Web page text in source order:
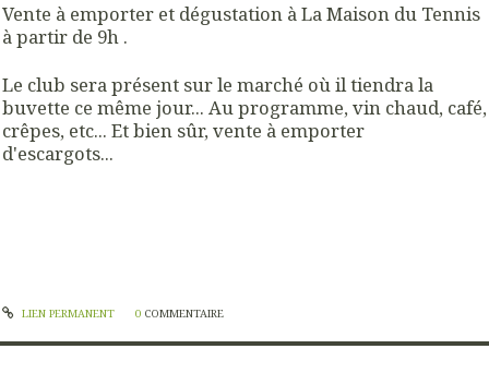
Vente à emporter et dégustation à La Maison du Tennis
à partir de 9h .
Le club sera présent sur le marché où il tiendra la
buvette ce même jour... Au programme, vin chaud, café,
crêpes, etc... Et bien sûr, vente à emporter
d'escargots...
LIEN PERMANENT 0 COMMENTAIRE